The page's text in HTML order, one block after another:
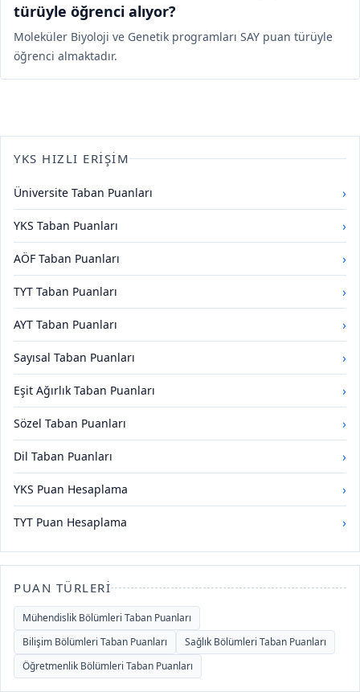
türüyle öğrenci alıyor?
Moleküler Biyoloji ve Genetik programları SAY puan türüyle
öğrenci almaktadır.
YKS HIZLI ERIŞIM
Üniversite Taban Puanları ›
YKS Taban Puanları ›
AÖF Taban Puanları ›
TYT Taban Puanları ›
AYT Taban Puanları ›
Sayısal Taban Puanları ›
Eşit Ağırlık Taban Puanları ›
Sözel Taban Puanları ›
Dil Taban Puanları ›
YKS Puan Hesaplama ›
TYT Puan Hesaplama ›
PUAN TÜRLERI
Mühendislik Bölümleri Taban Puanları
Bilişim Bölümleri Taban Puanları
Sağlık Bölümleri Taban Puanları
Öğretmenlik Bölümleri Taban Puanları